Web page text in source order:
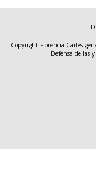
Copyright Florencia Carlés
Defensa de las